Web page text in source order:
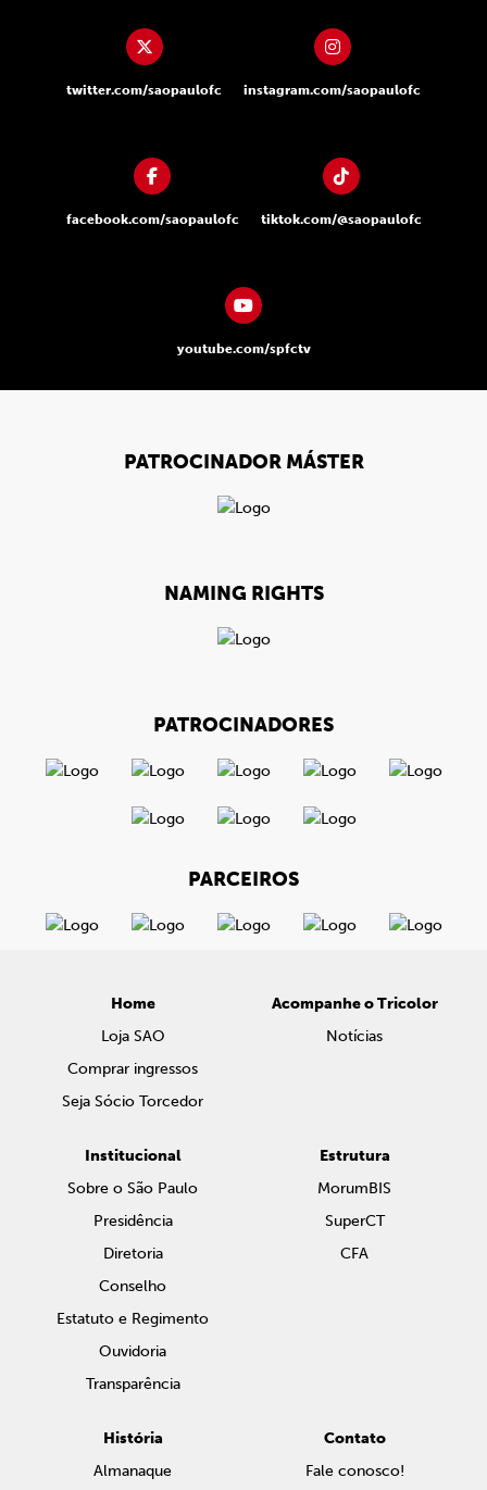
twitter.com/saopaulofc instagram.com/saopaulofc
facebook.com/saopaulofc tiktok.com/@saopaulofc
youtube.com/spfctv
PATROCINADOR MÁSTER
NAMING RIGHTS
PATROCINADORES
PARCEIROS
Home
Loja SAO
Comprar ingressos
Seja Sócio Torcedor
Acompanhe o Tricolor
Notícias
Institucional
Sobre o São Paulo
Presidência
Diretoria
Conselho
Estatuto e Regimento
Ouvidoria
Transparência
Estrutura
MorumBIS
SuperCT
CFA
História
Almanaque
Contato
Fale conosco!